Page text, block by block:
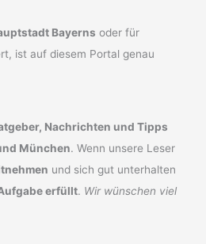
Bayerns oder für
ist auf diesem Portal genau
Nachrichten und Tipps
München. Wenn unsere Leser
und sich gut unterhalten
erfüllt. Wir wünschen viel